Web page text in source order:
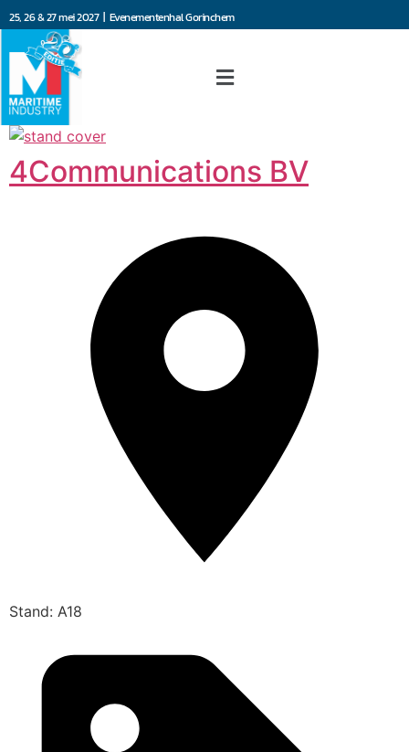
25, 26 & 27 mei 2027 | Evenementenhal Gorinchem
4Communications BV
Stand: A18